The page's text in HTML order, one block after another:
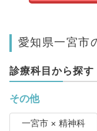
愛知県一宮市
診療科目から探す
その他
一宮市 × 精神科